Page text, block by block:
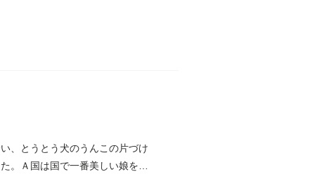
、とうとう犬のうんこの片づけ
。Ａ国は国で一番美しい娘をＢ